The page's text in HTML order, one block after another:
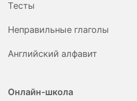
Тесты
Неправильные глаголы
Английский алфавит
Онлайн-школа